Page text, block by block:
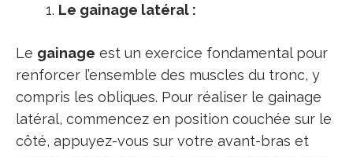
Le gainage latéral :
Le gainage est un exercice fondamental pour
renforcer l’ensemble des muscles du tronc, y
compris les obliques. Pour réaliser le gainage
latéral, commencez en position couchée sur le
côté, appuyez-vous sur votre avant-bras et